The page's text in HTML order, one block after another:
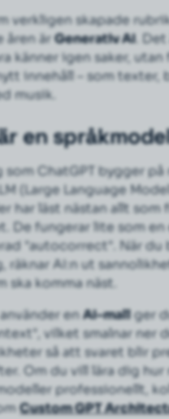
verkligen skapade
åren ärGenerativ AI. Det
känner igen saker,
innehåll – som texter,
musik.
en
som ChatGPT bygger
(Large Language
har läst nästan allt som
De fungerar lite som
"autocorrect". När du
räknar AI:n ut
ska komma näst.
enAI-mallger
vilket smalnar ner
så att svaret blir
Om du vill lära dig hur
professionellt,
Custom GPT